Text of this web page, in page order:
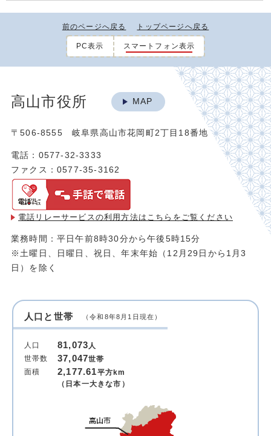
前のページへ戻る トップページへ戻る
PC表示 スマートフォン表示
高山市役所 MAP
〒506-8555 岐阜県高山市花岡町2丁目18番地
電話：0577-32-3333
ファクス：0577-35-3162
電話リレーサービスの利用方法は こちらをご覧ください
業務時間：平日午前8時30分から午後5時15分
※土曜日、日曜日、祝日、年末年始（12月29日から1月3
日）を除く
人口と世帯 （令和8年8月1日現在）
人口 81,073人
世帯数
37,047世帯
面積
2,177.61平方km
（日本一大きな市）